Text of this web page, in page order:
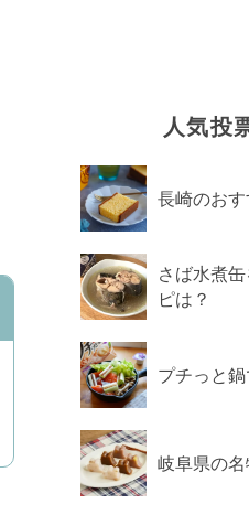
人気投
長崎のおす
さば水煮
ピは？
プチっと
岐阜県の名